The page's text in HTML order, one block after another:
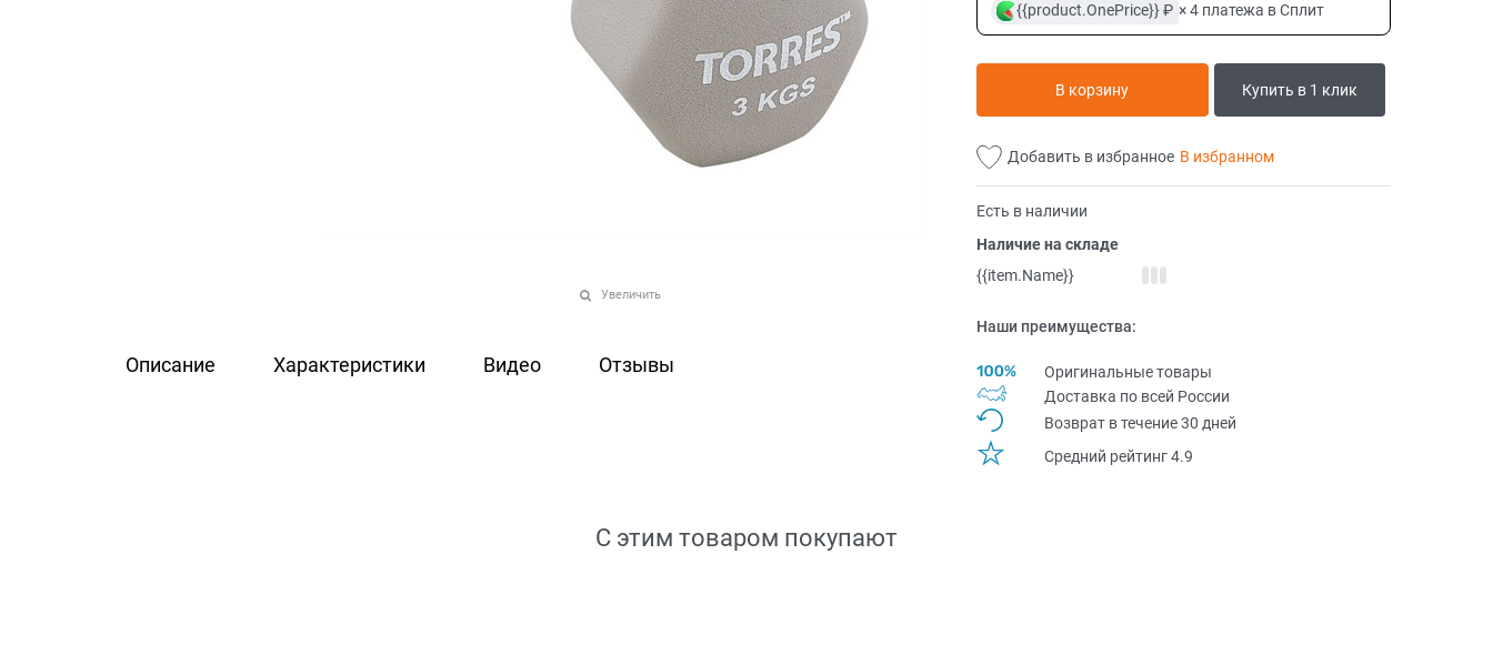
Увеличить
Описание Характеристики Видео Отзывы
{{product.OnePrice}} ₽ × 4 платежа в Сплит
В корзину Купить в 1 клик
Добавить в избранное В избранном
Есть в наличии
Наличие на складе
{{item.Name}}
Наши преимущества:
Оригинальные товары
Доставка по всей Pоссии
Возврат в течение 30 дней
Средний рейтинг 4.9
С этим товаром покупают